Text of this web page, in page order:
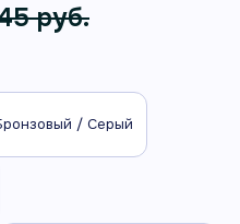
руб.
/ Серый